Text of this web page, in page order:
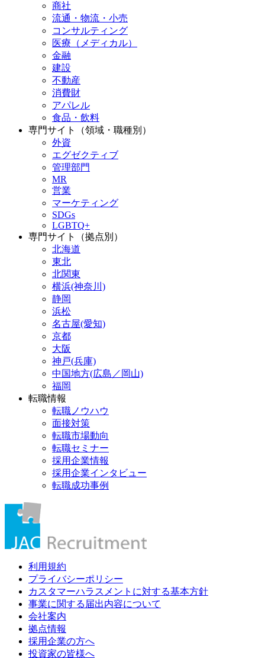
商社
流通・物流・小売
コンサルティング
医療（メディカル）
金融
建設
不動産
消費財
アパレル
食品・飲料
専門サイト（領域・職種別）
外資
エグゼクティブ
管理部門
MR
営業
マーケティング
SDGs
LGBTQ+
専門サイト（拠点別）
北海道
東北
北関東
横浜(神奈川)
静岡
浜松
名古屋(愛知)
京都
大阪
神戸(兵庫)
中国地方(広島／岡山)
福岡
転職情報
転職ノウハウ
面接対策
転職市場動向
転職セミナー
採用企業情報
採用企業インタビュー
転職成功事例
利用規約
プライバシーポリシー
カスタマーハラスメントに対する基本方針
事業に関する届出内容について
会社案内
拠点情報
採用企業の方へ
投資家の皆様へ